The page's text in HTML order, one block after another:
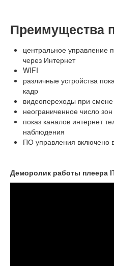
Преимущества
центральное управление
через Интернет
WIFI
различные устройства
кадр
видеопереходы при
неограниченное число
показ каналов интернет
наблюдения
ПО управления включено
Деморолик работы плеера